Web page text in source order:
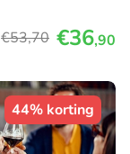
€53,70 €36,90
44% korting